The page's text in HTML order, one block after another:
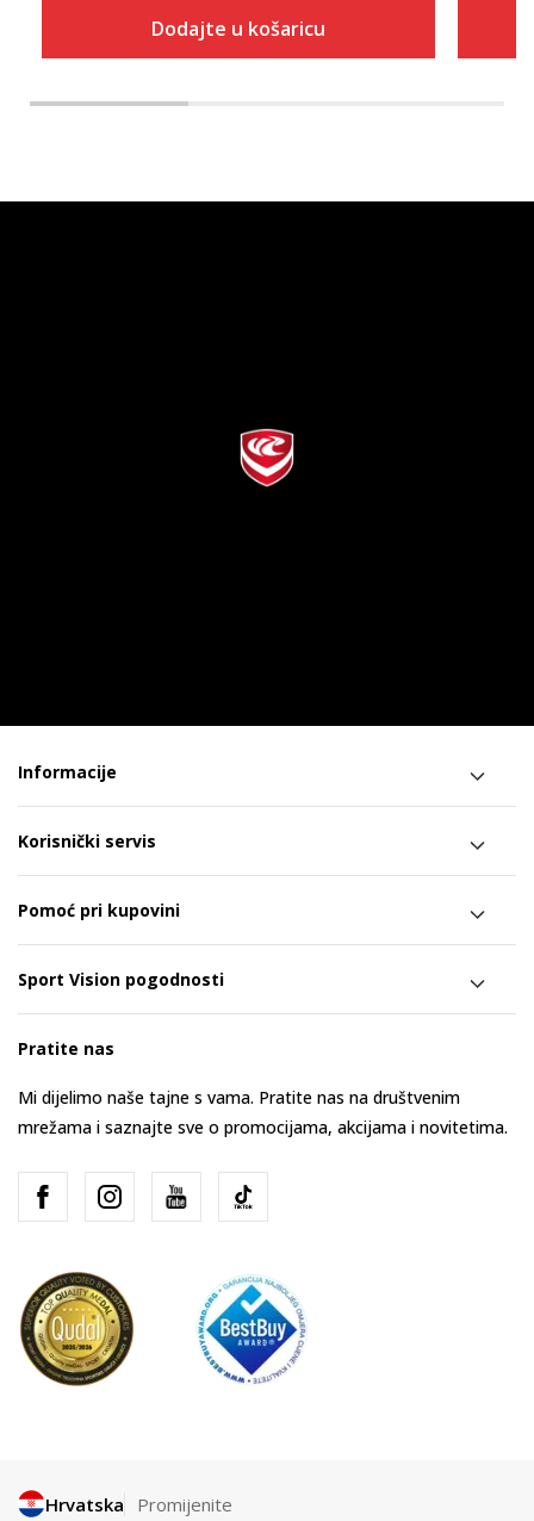
Dodajte u košaricu
Informacije
Korisnički servis
Pomoć pri kupovini
Sport Vision pogodnosti
Pratite nas
Mi dijelimo naše tajne s vama. Pratite nas na društvenim
mrežama i saznajte sve o promocijama, akcijama i novitetima.
Hrvatska Promijenite